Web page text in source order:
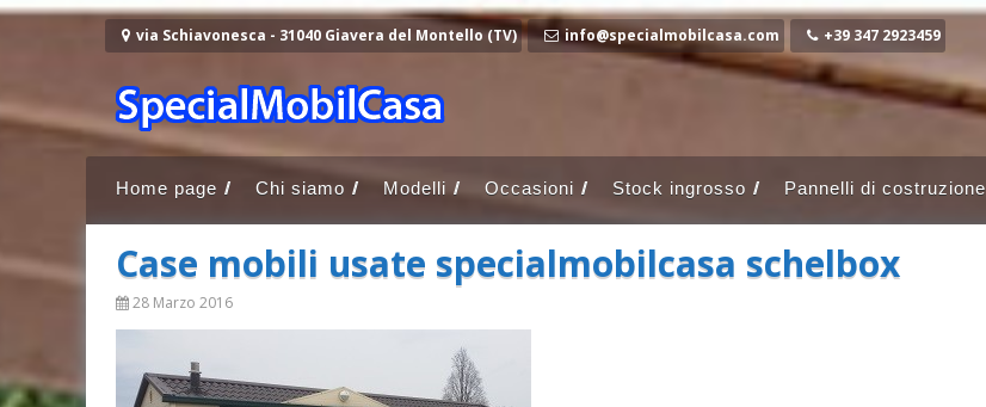
Vai al contenuto
via Schiavonesca - 31040 Giavera del Montello (TV) info@specialmobilcasa.com +39 347 2923459
Home page Chi siamo Modelli Occasioni Stock ingrosso Pannelli di costruzione
Case mobili usate specialmobilcasa schelbox
28 Marzo 2016